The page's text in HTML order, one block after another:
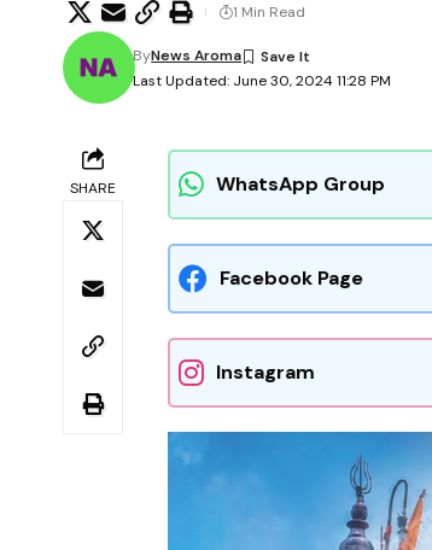
Last Updated: June 30, 2024 11:28 PM
ByNews Aroma
1 Min Read
SHARE WhatsApp Group
Facebook Page
Instagram